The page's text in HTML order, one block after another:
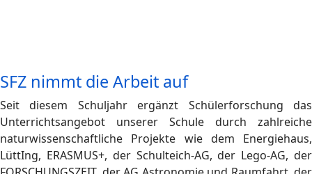
SFZ nimmt die Arbeit auf
Seit diesem Schuljahr ergänzt Schülerforschung das
Unterrichtsangebot unserer Schule durch zahlreiche
naturwissenschaftliche Projekte wie dem Energiehaus,
LüttIng, ERASMUS+, der Schulteich-AG, der Lego-AG, der